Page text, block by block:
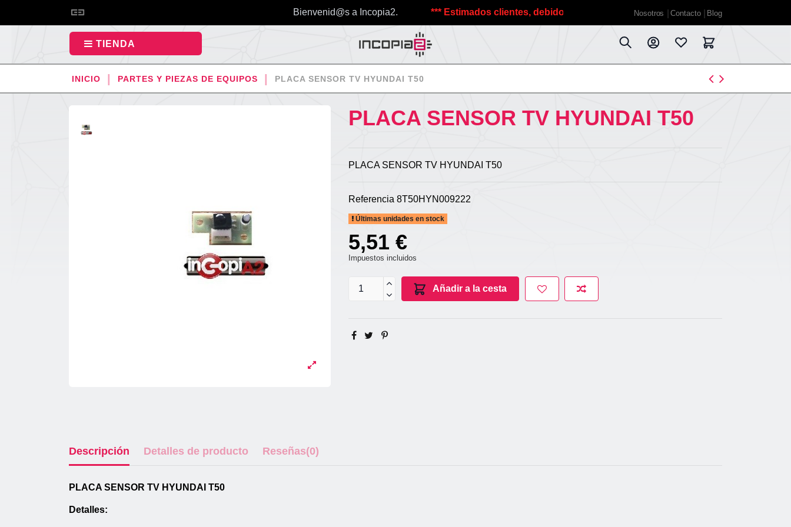
Bienvenid@s a Incopia2. *** Estimados clientes, debido a las vacaciones de verano planificadas estaremos
Nosotros Contacto Blog
TIENDA
INICIO PARTES Y PIEZAS DE EQUIPOS PLACA SENSOR TV HYUNDAI T50
PLACA SENSOR TV HYUNDAI T50
PLACA SENSOR TV HYUNDAI T50
Referencia 8T50HYN009222
Últimas unidades en stock
5,51 €
Impuestos incluidos
Añadir a la cesta
Descripción Detalles de producto Reseñas(0)
PLACA SENSOR TV HYUNDAI T50
Detalles: